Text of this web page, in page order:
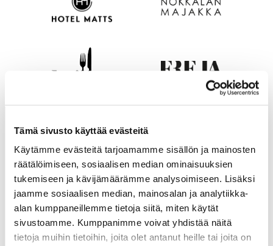
Tämä sivusto käyttää evästeitä
Käytämme evästeitä tarjoamamme sisällön ja mainosten
räätälöimiseen, sosiaalisen median ominaisuuksien
tukemiseen ja kävijämäärämme analysoimiseen. Lisäksi
jaamme sosiaalisen median, mainosalan ja analytiikka-
alan kumppaneillemme tietoja siitä, miten käytät
sivustoamme. Kumppanimme voivat yhdistää näitä
tietoja muihin tietoihin, joita olet antanut heille tai joita on